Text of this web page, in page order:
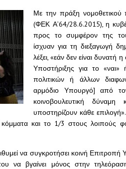
Με την πράξη νομοθετικού
(ΦΕΚ Α’64/28.6.2015), η
προς το συμφέρον της
ίσχυαν για τη διεξαγωγή
λέξει, «εάν δεν είναι
Υποστήριξης για το
πολιτικών ή άλλων
αρμόδιο Υπουργό] από
κοινοβουλευτική
υποστηρίζουν κάθε
και το 1/3 στους λοιπούς
να συγκροτήσει κοινή
να βγαίνει μόνος στην